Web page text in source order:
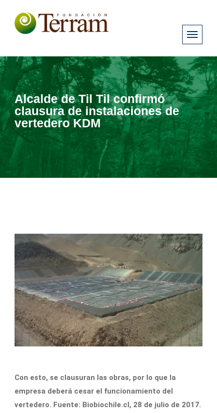
Alcalde de Til Til confirmó
clausura de instalaciones de
vertedero KDM
Con esto, se clausuran las obras, por lo que la
empresa deberá cesar el funcionamiento del
vertedero. Fuente: Biobiochile.cl, 28 de julio de 2017.